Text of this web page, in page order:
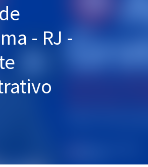
- RJ -